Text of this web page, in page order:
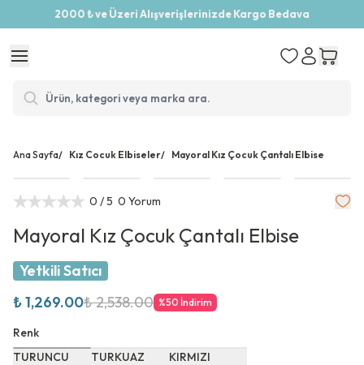
2000 ₺ ve Üzeri Alışverişlerinizde Kargo Bedava
Ana Sayfa/ Kız Cocuk Elbiseler/ Mayoral Kız Çocuk Çantalı Elbise
0 / 5 0 Yorum
Mayoral Kız Çocuk Çantalı Elbise
Yetkili Satıcı
₺ 1,269.00₺ 2,538.00 %50 İndirim
Renk
TURUNCU
TURKUAZ
KIRMIZI